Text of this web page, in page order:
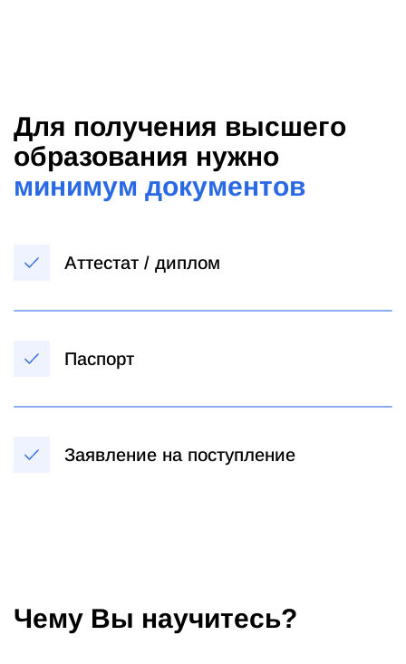
Для получения высшего
образования нужно
минимум документов
Аттестат / диплом
Паспорт
Заявление на поступление
Чему Вы научитесь?